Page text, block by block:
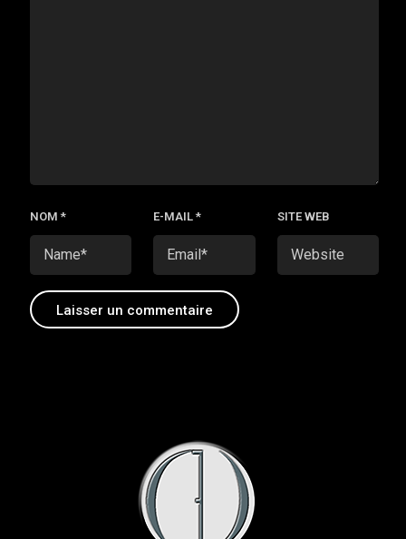
NOM * E-MAIL* SITE WEB